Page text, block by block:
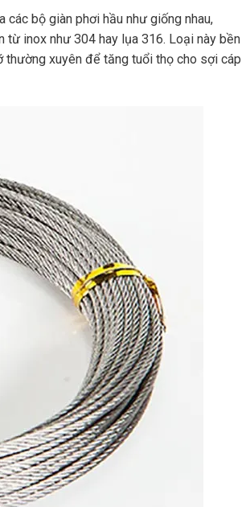
các bộ giàn phơi hầu như giống nhau,
inox như 304 hay lụa 316. Loại này bền
thường xuyên để tăng tuổi thọ cho sợi cáp